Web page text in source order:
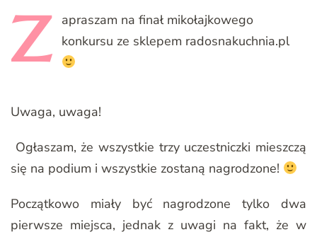
Z apraszam na finał mikołajkowego
konkursu ze sklepem radosnakuchnia.pl
Uwaga, uwaga!
Ogłaszam, że wszystkie trzy uczestniczki mieszczą
się na podium i wszystkie zostaną nagrodzone!
Początkowo miały być nagrodzone tylko dwa
pierwsze miejsca, jednak z uwagi na fakt, że w